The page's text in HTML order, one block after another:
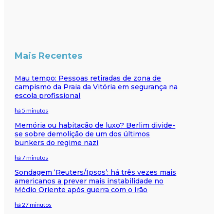
Mais Recentes
Mau tempo: Pessoas retiradas de zona de
campismo da Praia da Vitória em segurança na
escola profissional
há 5 minutos
Memória ou habitação de luxo? Berlim divide-
se sobre demolição de um dos últimos
bunkers do regime nazi
há 7 minutos
Sondagem ‘Reuters/Ipsos’: há três vezes mais
americanos a prever mais instabilidade no
Médio Oriente após guerra com o Irão
há 27 minutos